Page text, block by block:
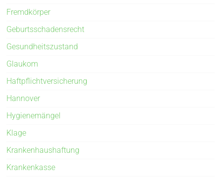
Fremdkörper
Geburtsschadensrecht
Gesundheitszustand
Glaukom
Haftpflichtversicherung
Hannover
Hygienemängel
Klage
Krankenhaushaftung
Krankenkasse